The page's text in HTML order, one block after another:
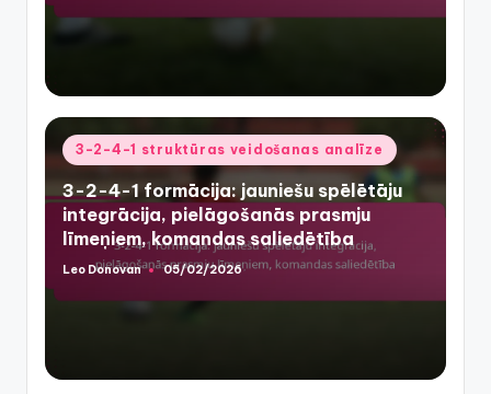
Posted
in
3-2-4-1 struktūras veidošanas analīze
3-2-4-1 formācija: jauniešu spēlētāju
integrācija, pielāgošanās prasmju
līmeņiem, komandas saliedētība
Posted
Leo Donovan 05/02/2026